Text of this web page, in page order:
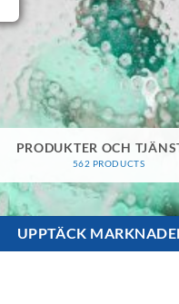
PRODUKTER OCH
562 PRODUCTS
UPPTÄCK